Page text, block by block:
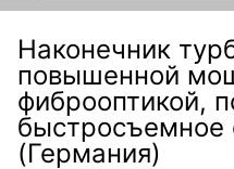
Наконечник
повышенной
фиброоптикой,
быстросъемное
(Германия)